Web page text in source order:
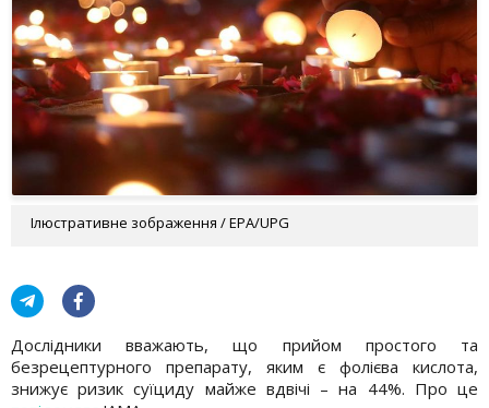
Ілюстративне зображення / EPA/UPG
Дослідники вважають, що прийом простого та
безрецептурного препарату, яким є фолієва кислота,
знижує ризик суїциду майже вдвічі – на 44%. Про це